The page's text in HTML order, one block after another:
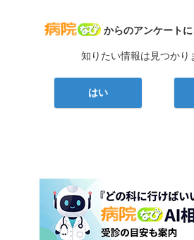
病院なび
からのアンケートに
知りたい情報は見つかり
はい